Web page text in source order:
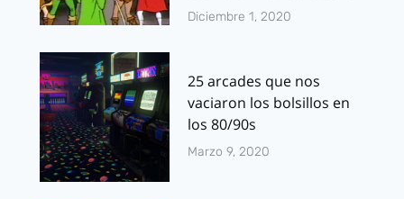
Diciembre 1, 2020
25 arcades que nos
vaciaron los bolsillos en
los 80/90s
Marzo 9, 2020